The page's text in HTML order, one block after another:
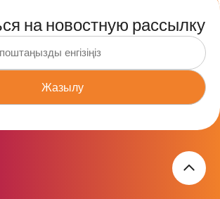
на новостную рассылку
Жазылу